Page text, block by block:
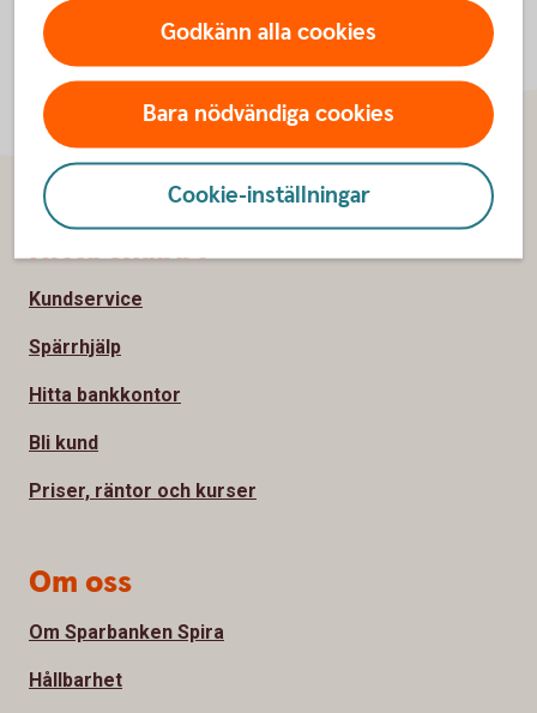
Godkänn alla cookies
Bara nödvändiga cookies
Cookie-inställningar
Sidfot
Hitta snabbt
Kundservice
Spärrhjälp
Hitta bankkontor
Bli kund
Priser, räntor och kurser
Om oss
Om Sparbanken Spira
Hållbarhet